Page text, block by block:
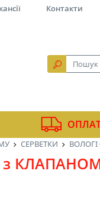
СЕРВЕТКИ ВОЛОГІ
з
Контакти